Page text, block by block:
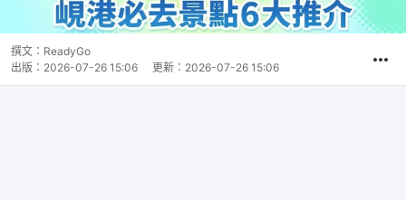
撰文： ReadyGo
出版： 2026-07-26 15:06 更新： 2026-07-26 15:06